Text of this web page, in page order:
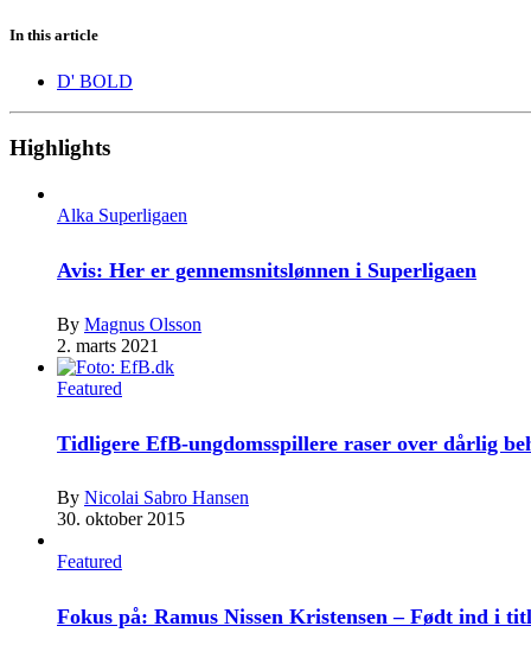
In this article
D' BOLD
Highlights
Alka Superligaen
Avis: Her er gennemsnitslønnen i Superligaen
By Magnus Olsson
2. marts 2021
Featured
Tidligere EfB-ungdomsspillere raser over dårlig
By Nicolai Sabro Hansen
30. oktober 2015
Featured
Fokus på: Ramus Nissen Kristensen – Født ind i